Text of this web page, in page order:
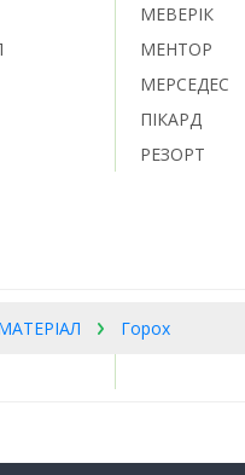
МЕВЕРІК
МЕНТОР
МЕРСЕДЕС
ПІКАРД
РЕЗОРТ
Горох